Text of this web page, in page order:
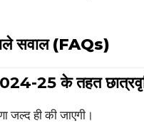
सवाल (FAQs)
25 के तहत
जल्द ही की जाएगी।